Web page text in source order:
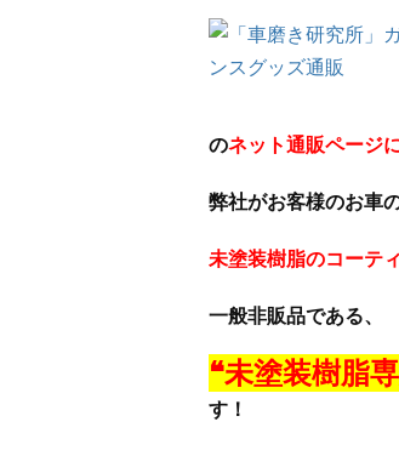
のネット通販ページ
弊社がお客様のお車の
未塗装樹脂のコーテ
一般非販品である、
❝未塗装樹脂
す！